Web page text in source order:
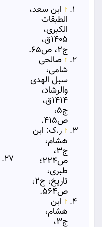
↑ ابن سعد،
الطبقات
الكبری،
۱۴۰۵ق،
ج۲، ص۶۵.
↑ صالحی
شامی،
سبل الهدی
والرشاد،
۱۴۱۴ق،
ج۵،
ص۴۱۵.
↑ ر.ک: ابن
هشام،
ج۳،
ص۲۲۴؛
طبری،
تاریخ، ج۲،
ص۵۶۴.
↑ ابن
هشام،
ج۳،